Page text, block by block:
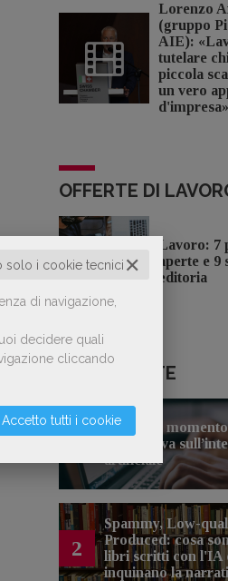
✕
solo i cookie tecnici
di navigazione,
decidere quali
cliccando
Accetto tutti i cookie
Lorenzo
(gruppo
AIE):
tutelare
piccola
un vero
d'impresa»
OFFERTE DI
Lavoro: 7
aperte e 9
editoria
LE PIÙ LETTE
1
Forse è il
prospettiva
artificiale
2
Spammy, Low-
Produced: cosa
libri scritti con l'IA
inquinano la